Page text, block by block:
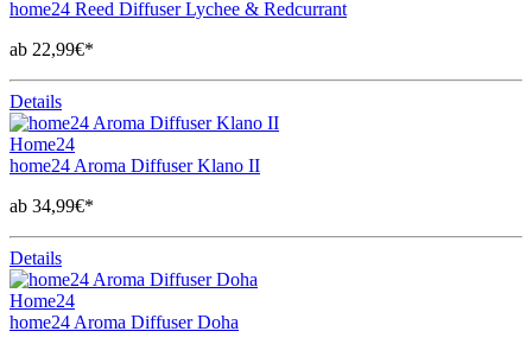
home24 Reed Diffuser Lychee & Redcurrant
ab 22,99€*
Details
Home24
home24 Aroma Diffuser Klano II
ab 34,99€*
Details
Home24
home24 Aroma Diffuser Doha